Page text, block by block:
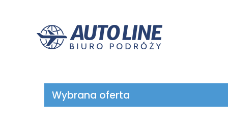
Wybrana oferta